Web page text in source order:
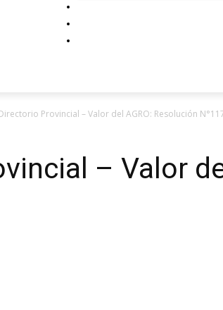
Provincial – Valor del AGRO: Resolución
– Valor